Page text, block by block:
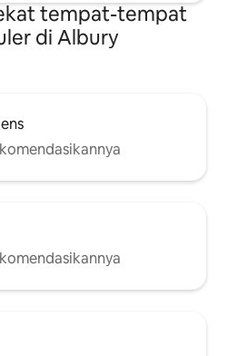
tempat-tempat
di Albury